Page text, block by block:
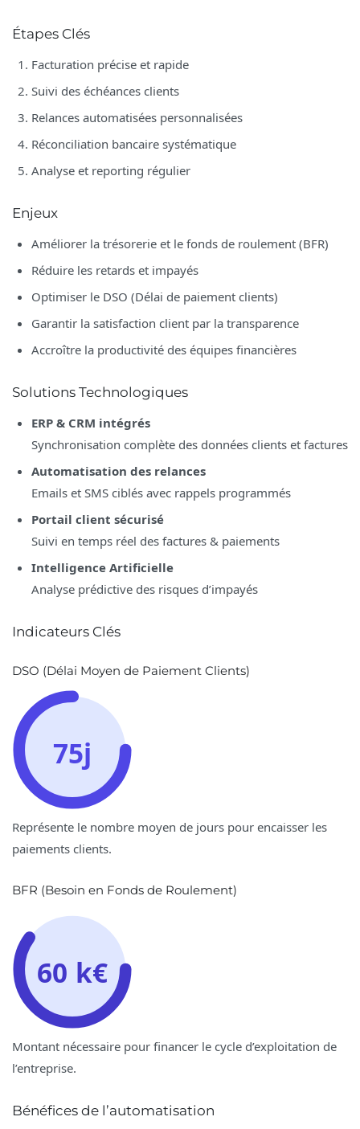
Étapes Clés
Facturation précise et rapide
Suivi des échéances clients
Relances automatisées personnalisées
Réconciliation bancaire systématique
Analyse et reporting régulier
Enjeux
Améliorer la trésorerie et le fonds de roulement (BFR)
Réduire les retards et impayés
Optimiser le DSO (Délai de paiement clients)
Garantir la satisfaction client par la transparence
Accroître la productivité des équipes financières
Solutions Technologiques
ERP & CRM intégrés
Synchronisation complète des données clients et factures
Automatisation des relances
Emails et SMS ciblés avec rappels programmés
Portail client sécurisé
Suivi en temps réel des factures & paiements
Intelligence Artificielle
Analyse prédictive des risques d’impayés
Indicateurs Clés
DSO (Délai Moyen de Paiement Clients)
75j
Représente le nombre moyen de jours pour encaisser les
paiements clients.
BFR (Besoin en Fonds de Roulement)
60 k€
Montant nécessaire pour financer le cycle d’exploitation de
l’entreprise.
Bénéfices de l’automatisation